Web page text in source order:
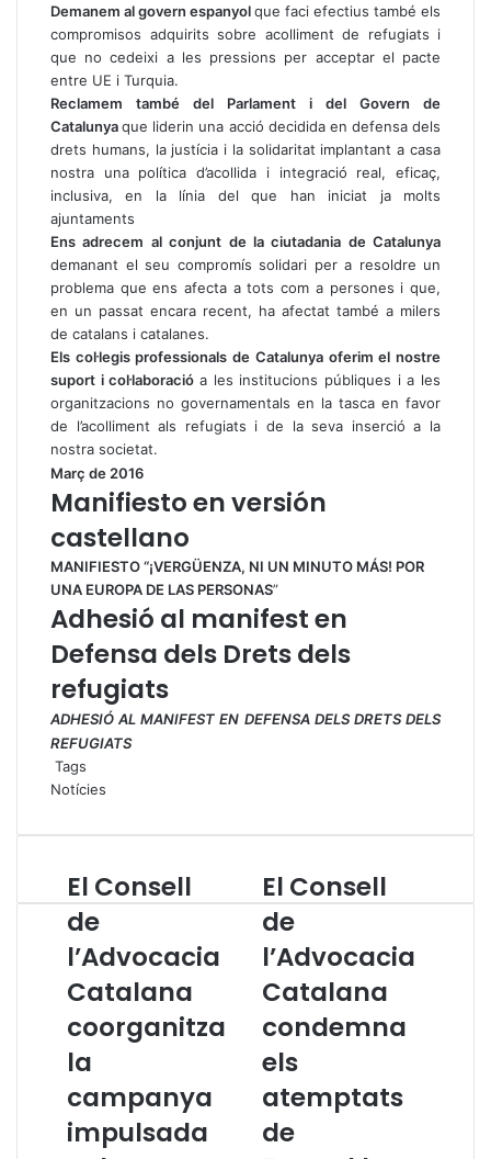
Demanem al govern espanyolque faci efectius també els
compromisos adquirits sobre acolliment de refugiats i
que no cedeixi a les pressions per acceptar el pacte
entre UE i Turquia.
Reclamem també del Parlament i del Govern de
Catalunyaque liderin una acció decidida en defensa dels
drets humans, la justícia i la solidaritat implantant a casa
nostra una política d’acollida i integració real, eficaç,
inclusiva, en la línia del que han iniciat ja molts
ajuntaments
Ens adrecem al conjunt de la ciutadania de Catalunya
demanant el seu compromís solidari per a resoldre un
problema que ens afecta a tots com a persones i que,
en un passat encara recent, ha afectat també a milers
de catalans i catalanes.
Els col·legis professionals de Catalunya oferim el nostre
suport i col·laboració a les institucions públiques i a les
organitzacions no governamentals en la tasca en favor
de l’acolliment als refugiats i de la seva inserció a la
nostra societat.
Març de 2016
Manifiesto en versión
castellano
MANIFIESTO “¡VERGÜENZA, NI UN MINUTO MÁS! POR
UNA EUROPA DE LAS PERSONAS”
Adhesió al manifest en
Defensa dels Drets dels
refugiats
ADHESIÓ AL MANIFEST EN DEFENSA DELS DRETS DELS
REFUGIATS
Tags
Notícies
E
l
C
o
s
e
e
El Consell
de
l’Advocacia
Catalana
coorganitza
la
campanya
impulsada
E
l
C
o
s
e
l
e
l
El Consell
de
l’Advocacia
Catalana
condemna
els
atemptats
de